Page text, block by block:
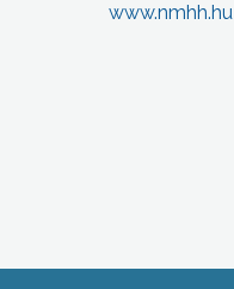
www.nmhh.hu